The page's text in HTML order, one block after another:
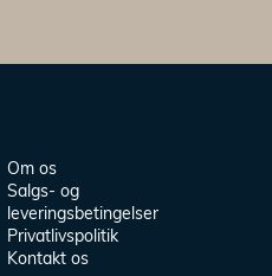
Om os
Salgs- og
leveringsbetingelser
Privatlivspolitik
Kontakt os